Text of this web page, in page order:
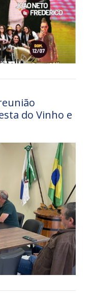
do Vinho e